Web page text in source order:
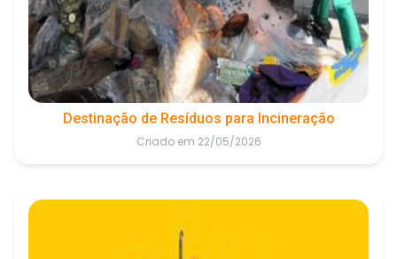
Destinação de Resíduos para Incineração
Criado em 22/05/2026